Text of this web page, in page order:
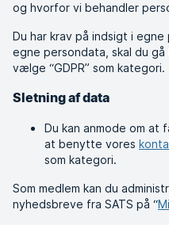
og hvorfor vi behandler
Du har krav på indsigt i
egne persondata, skal du gå
vælge “GDPR” som kategori.
Sletning af data
Du kan anmode om at
at benytte vores
som kategori.
Som medlem kan du
nyhedsbreve fra SATS på “